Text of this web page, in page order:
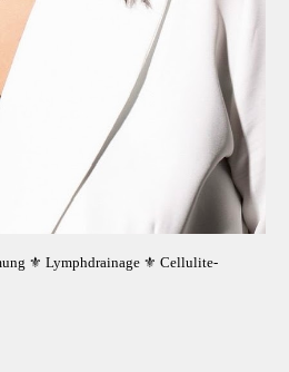
⚜️ Lymphdrainage ⚜️ Cellulite-